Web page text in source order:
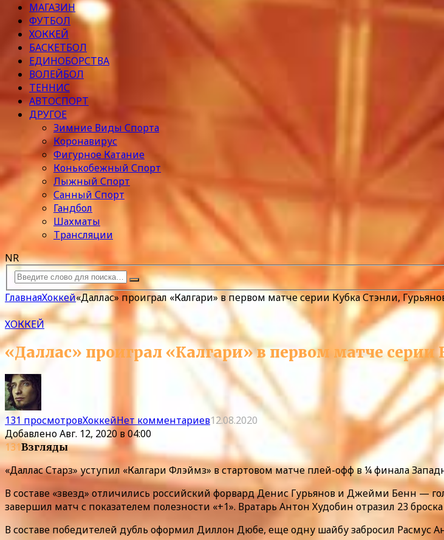
МАГАЗИН
ФУТБОЛ
ХОККЕЙ
БАСКЕТБОЛ
ЕДИНОБОРСТВА
ВОЛЕЙБОЛ
ТЕННИС
АВТОСПОРТ
ДРУГОЕ
Зимние Виды Спорта
Коронавирус
Фигурное Катание
Конькобежный Спорт
Лыжный Спорт
Санный Спорт
Гандбол
Шахматы
Трансляции
NR
ГлавнаяХоккей«Даллас» проиграл «Калгари» в первом матче серии Кубка Стэнли,
ХОККЕЙ
«Даллас» проиграл «Калгари» в первом матче серии
131 просмотровХоккейНет комментариев12.08.2020
ДобавленоАвг. 12, 2020 в 04:00
131Взгляды
«Даллас Старз» уступил «Калгари Флэймз» в стартовом матче плей-офф в ¼ финала
В составе «звезд» отличились российский форвард Денис Гурьянов и Джейми Бенн —
завершил матч с показателем полезности «+1». Вратарь Антон Худобин отразил 23 броска
В составе победителей дубль оформил Диллон Дюбе, еще одну шайбу забросил Расмус